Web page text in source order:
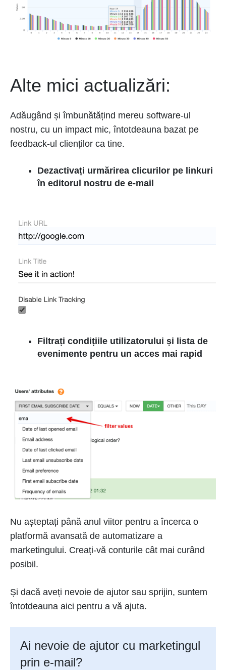
Alte mici actualizări:
Adăugând și îmbunătățind mereu software-ul
nostru, cu un impact mic, întotdeauna bazat pe
feedback-ul clienților ca tine.
Dezactivați urmărirea clicurilor pe linkuri
în editorul nostru de e-mail
Filtrați condițiile utilizatorului și lista de
evenimente pentru un acces mai rapid
Nu așteptați până anul viitor pentru a încerca o
platformă avansată de automatizare a
marketingului. Creați-vă conturile cât mai curând
posibil.
Și dacă aveți nevoie de ajutor sau sprijin, suntem
întotdeauna aici pentru a vă ajuta.
Ai nevoie de ajutor cu marketingul
prin e-mail?